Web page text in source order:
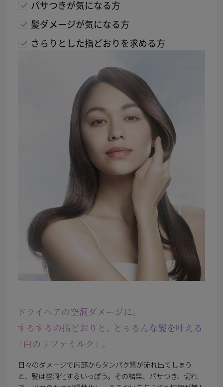
パサつきが気になる方
髪ダメージが気になる方
さらりとした指どおりを求める方
日々のダメージで内部からタンパク質が流れ出てしまう
と、髪は空洞化するいっぽう。その結果、パサつき、切れ